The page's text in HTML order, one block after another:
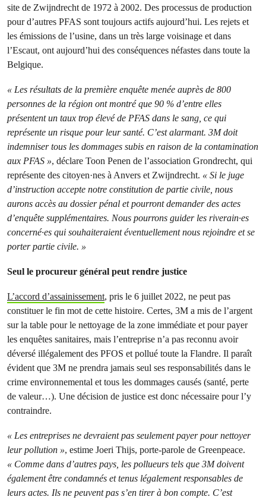
site de Zwijndrecht de 1972 à 2002. Des processus de production
pour d’autres PFAS sont toujours actifs aujourd’hui. Les rejets et
les émissions de l’usine, dans un très large voisinage et dans
l’Escaut, ont aujourd’hui des conséquences néfastes dans toute la
Belgique.
« Les résultats de la première enquête menée auprès de 800
personnes de la région ont montré que 90 % d’entre elles
présentent un taux trop élevé de PFAS dans le sang, ce qui
représente un risque pour leur santé. C’est alarmant. 3M doit
indemniser tous les dommages subis en raison de la contamination
aux PFAS », déclare Toon Penen de l’association Grondrecht, qui
représente des citoyen·nes à Anvers et Zwijndrecht. « Si le juge
d’instruction accepte notre constitution de partie civile, nous
aurons accès au dossier pénal et pourront demander des actes
d’enquête supplémentaires. Nous pourrons guider les riverain·es
concerné·es qui souhaiteraient éventuellement nous rejoindre et se
porter partie civile. »
Seul le procureur général peut rendre justice
L’accord d’assainissement, pris le 6 juillet 2022, ne peut pas
constituer le fin mot de cette histoire. Certes, 3M a mis de l’argent
sur la table pour le nettoyage de la zone immédiate et pour payer
les enquêtes sanitaires, mais l’entreprise n’a pas reconnu avoir
déversé illégalement des PFOS et pollué toute la Flandre. Il paraît
évident que 3M ne prendra jamais seul ses responsabilités dans le
crime environnemental et tous les dommages causés (santé, perte
de valeur…). Une décision de justice est donc nécessaire pour l’y
contraindre.
« Les entreprises ne devraient pas seulement payer pour nettoyer
leur pollution », estime Joeri Thijs, porte-parole de Greenpeace.
« Comme dans d’autres pays, les pollueurs tels que 3M doivent
également être condamnés et tenus légalement responsables de
leurs actes. Ils ne peuvent pas s’en tirer à bon compte. C’est